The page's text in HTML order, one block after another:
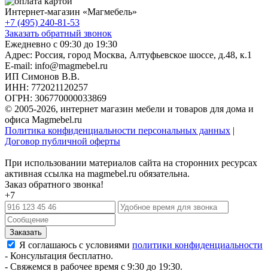
Интернет-магазин «Магмебель»
+7 (495) 240-81-53
Заказать обратный звонок
Ежедневно с 09:30 до 19:30
Адрес: Россия, город Москва, Алтуфьевское шоссе, д.48, к.1
E-mail: info@magmebel.ru
ИП Симонов В.В.
ИНН: 772021120257
ОГРН: 306770000033869
© 2005-2026, интернет магазин мебели и товаров для дома и
офиса Magmebel.ru
Политика конфиденциальности персональных данных |
Договор публичной оферты
При использовании материалов сайта на сторонних ресурсах
активная ссылка на magmebel.ru обязательна.
Заказ обратного звонка!
+7
Я соглашаюсь с условиями политики конфиденциальности
- Консультация бесплатно.
- Свяжемся в рабочее время с 9:30 до 19:30.